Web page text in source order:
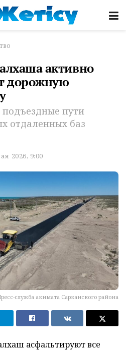
активно
дорожную
пути
отдаленных баз
2026, 9:00
служба акимата Сарканского района
асфальтируют все